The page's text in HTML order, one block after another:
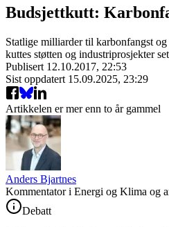
Budsjettkutt:
Statlige milliarder til karbonfangst
kuttes støtten og industriprosjekter
Publisert 12.10.2017, 22:53
Sist oppdatert 15.09.2025, 23:29
Artikkelen er mer enn to år gammel
Anders Bjartnes
Kommentator i Energi og Klima og
Debatt